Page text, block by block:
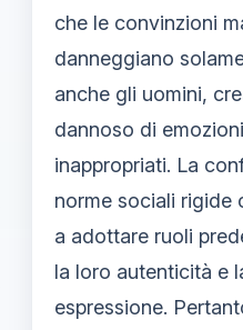
che le convinzioni
danneggiano
anche gli uomini,
dannoso di
inappropriati. La
norme sociali rigide
a adottare ruoli
la loro autenticità e
espressione.